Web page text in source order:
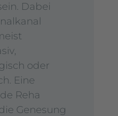
Dabei
oder
Eine
Reha
Genesung